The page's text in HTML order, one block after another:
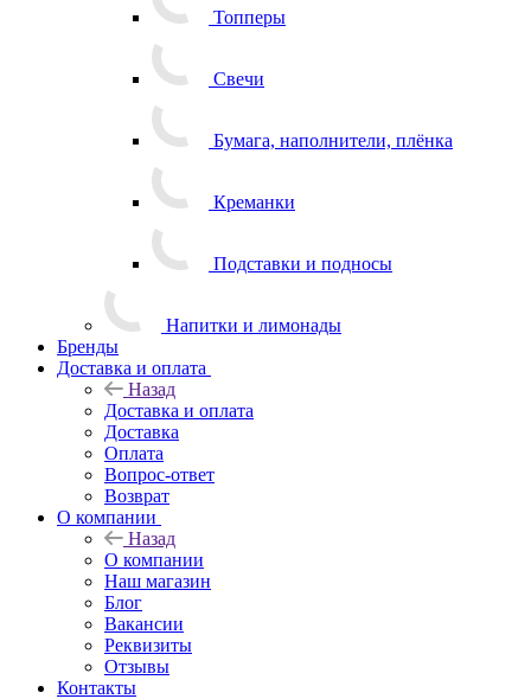
Топперы
Свечи
Бумага, наполнители, плёнка
Креманки
Подставки и подносы
Напитки и лимонады
Бренды
Доставка и оплата
Назад
Доставка и оплата
Доставка
Оплата
Вопрос-ответ
Возврат
О компании
Назад
О компании
Наш магазин
Блог
Вакансии
Реквизиты
Отзывы
Контакты